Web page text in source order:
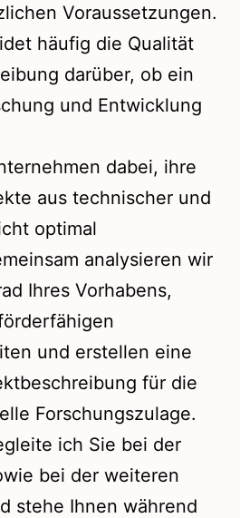
Voraussetzungen.
häufig die Qualität
darüber, ob ein
und Entwicklung
dabei, ihre
aus technischer und
optimal
analysieren wir
Ihres Vorhabens,
und erstellen eine
für die
Forschungszulage.
ich Sie bei der
bei der weiteren
stehe Ihnen während